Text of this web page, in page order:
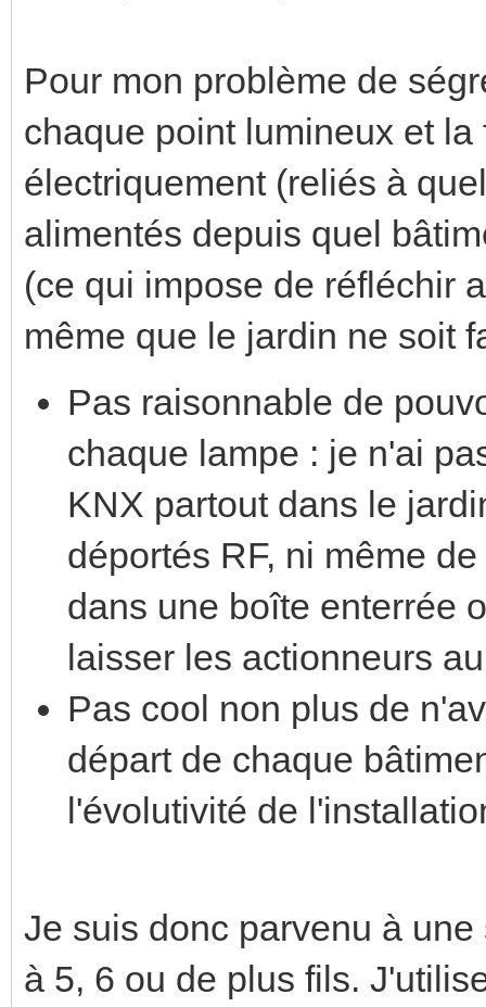
Pour mon problème de
chaque point lumineux et
électriquement (reliés à
alimentés depuis quel
(ce qui impose de réfléchir
même que le jardin ne soit
Pas raisonnable de
chaque lampe : je n'ai
KNX partout dans le
déportés RF, ni même
dans une boîte enterrée
laisser les actionneurs
Pas cool non plus de
départ de chaque
l'évolutivité de
Je suis donc parvenu à
à 5, 6 ou de plus fils.